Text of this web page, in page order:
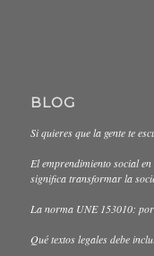
BLOG
Si quieres que la gente te
El emprendimiento social
significa transformar la
La norma UNE 153010:
Qué textos legales debe